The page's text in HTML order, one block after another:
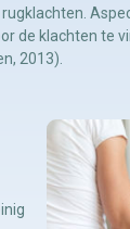
de klachten te
2013).